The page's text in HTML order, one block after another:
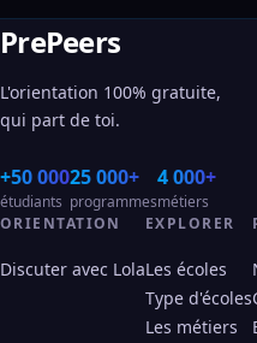
PrePeers
L'orientation 100% gratuite,
qui part de toi.
+50 000
étudiants
25 000+
programmes
4 000+
métiers
ORIENTATION
Discuter avec Lola
EXPLORER
Les écoles
Type d'écoles
Les métiers